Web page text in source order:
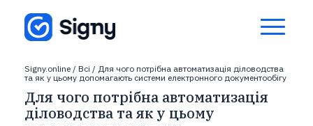
Signy.online / Всі / Для чого потрібна автоматизація діловодства
та як у цьому допомагають системи електронного документообігу
Для чого потрібна автоматизація
діловодства та як у цьому